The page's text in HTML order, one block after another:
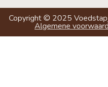
Copyright © 2025
Algemene